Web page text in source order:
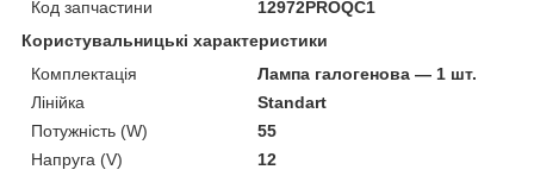
Код запчастини
12972PROQC1
Користувальницькі характеристики
Комплектація
Лампа галогенова — 1 шт.
Лінійка
Standart
Потужність (W)
55
Напруга (V)
12